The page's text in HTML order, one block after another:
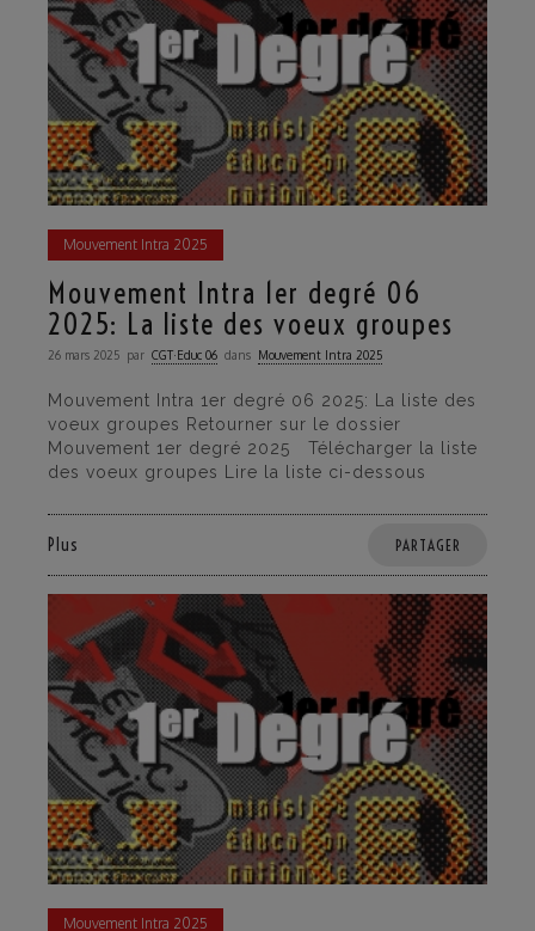
Mouvement Intra 2025
Mouvement Intra 1er degré 06
2025: La liste des voeux groupes
26 mars 2025 par CGT·Educ 06 dans Mouvement Intra 2025
Mouvement Intra 1er degré 06 2025: La liste des
voeux groupes Retourner sur le dossier
Mouvement 1er degré 2025 Télécharger la liste
des voeux groupes Lire la liste ci-dessous
Plus PARTAGER
Mouvement Intra 2025